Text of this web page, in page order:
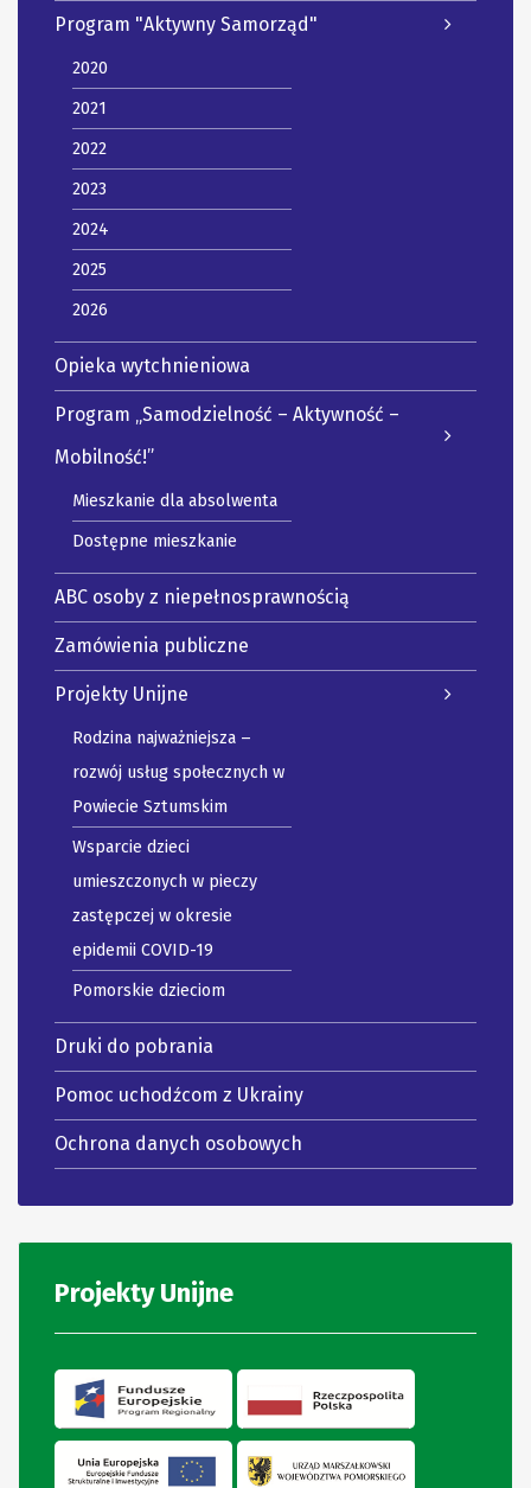
Program "Aktywny Samorząd"
2020
2021
2022
2023
2024
2025
2026
Opieka wytchnieniowa
Program „Samodzielność – Aktywność –
Mobilność!”
Mieszkanie dla absolwenta
Dostępne mieszkanie
ABC osoby z niepełnosprawnością
Zamówienia publiczne
Projekty Unijne
Rodzina najważniejsza –
rozwój usług społecznych w
Powiecie Sztumskim
Wsparcie dzieci
umieszczonych w pieczy
zastępczej w okresie
epidemii COVID-19
Pomorskie dzieciom
Druki do pobrania
Pomoc uchodźcom z Ukrainy
Ochrona danych osobowych
Projekty Unijne